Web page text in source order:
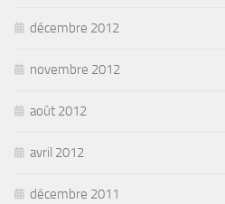
décembre 2012
novembre 2012
août 2012
avril 2012
décembre 2011